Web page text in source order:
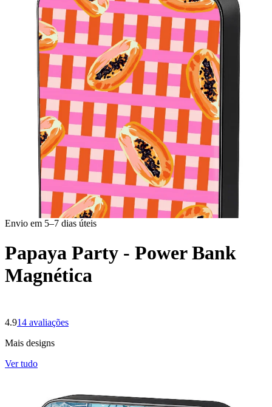
Envio em 5–7 dias úteis
Papaya Party - Power Bank
Magnética
4.914 avaliações
Mais designs
Ver tudo